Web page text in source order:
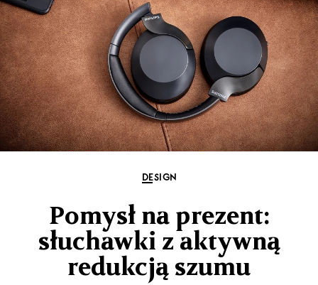
DESIGN
Pomysł na prezent:
słuchawki z aktywną
redukcją szumu